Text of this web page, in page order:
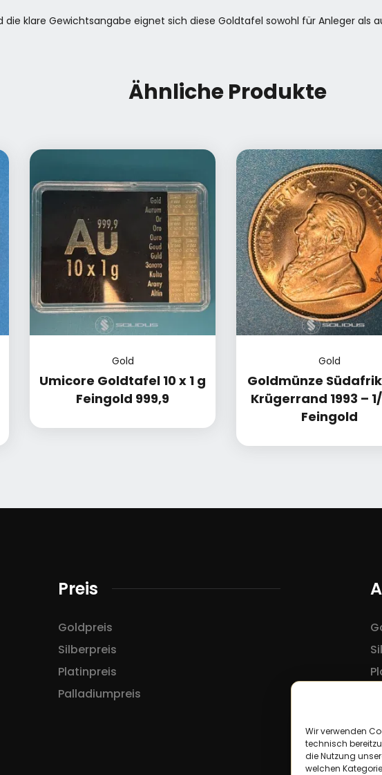
Wir verwenden
technisch
die Nutzung
welchen
klare Gewichtsangabe eignet sich diese Goldtafel sowohl für Anleger als
Ähnliche Produkte
Gold
Umicore Goldtafel 10 x 1 g
Feingold 999,9
Gold
Goldmünze
Krügerrand 1993 –
Feingold
Preis
Goldpreis
Silberpreis
Platinpreis
Palladiumpreis